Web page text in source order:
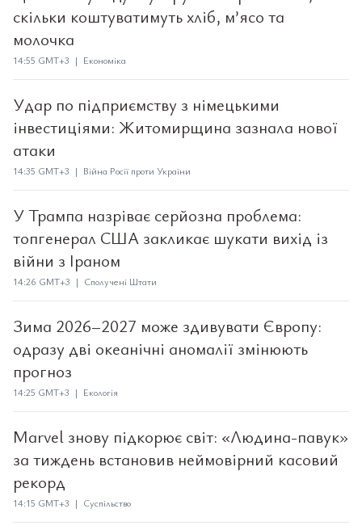
скільки коштуватимуть хліб, м’ясо та
молочка
14:55 GMT+3 | Економіка
Удар по підприємству з німецькими
інвестиціями: Житомирщина зазнала нової
атаки
14:35 GMT+3 | Війна Росії проти України
У Трампа назріває серйозна проблема:
топгенерал США закликає шукати вихід із
війни з Іраном
14:26 GMT+3 | Сполучені Штати
Зима 2026–2027 може здивувати Європу:
одразу дві океанічні аномалії змінюють
прогноз
14:25 GMT+3 | Екологія
Marvel знову підкорює світ: «Людина-павук»
за тиждень встановив неймовірний касовий
рекорд
14:15 GMT+3 | Суспільство